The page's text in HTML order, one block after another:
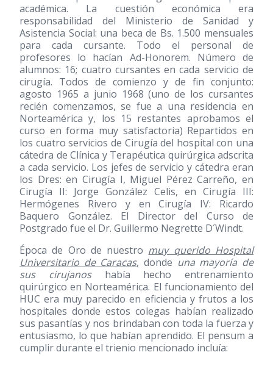
académica. La cuestión económica era
responsabilidad del Ministerio de Sanidad y
Asistencia Social: una beca de Bs. 1.500 mensuales
para cada cursante. Todo el personal de
profesores lo hacían Ad-Honorem. Número de
alumnos: 16; cuatro cursantes en cada servicio de
cirugía. Todos de comienzo y de fin conjunto:
agosto 1965 a junio 1968 (uno de los cursantes
recién comenzamos, se fue a una residencia en
Norteamérica y, los 15 restantes aprobamos el
curso en forma muy satisfactoria) Repartidos en
los cuatro servicios de Cirugía del hospital con una
cátedra de Clínica y Terapéutica quirúrgica adscrita
a cada servicio. Los jefes de servicio y cátedra eran
los Dres: en Cirugía I, Miguel Pérez Carreño, en
Cirugía II: Jorge González Celis, en Cirugía III:
Hermógenes Rivero y en Cirugía IV: Ricardo
Baquero González. El Director del Curso de
Postgrado fue el Dr. Guillermo Negrette D´Windt.
Época de Oro de nuestro muy querido Hospital
Universitario de Caracas, donde una mayoría de
sus cirujanoshabía hecho entrenamiento
quirúrgico en Norteamérica. El funcionamiento del
HUC era muy parecido en eficiencia y frutos a los
hospitales donde estos colegas habían realizado
sus pasantías y nos brindaban con toda la fuerza y
entusiasmo, lo que habían aprendido. El pensum a
cumplir durante el trienio mencionado incluía: